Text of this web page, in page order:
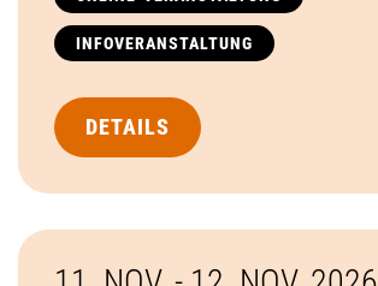
INFOVERANSTALTUNG
DETAILS